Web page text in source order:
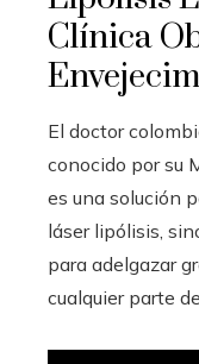
Clínica
El doctor
conocido por su
es una solución
láser lipólisis,
para adelgazar
cualquier parte